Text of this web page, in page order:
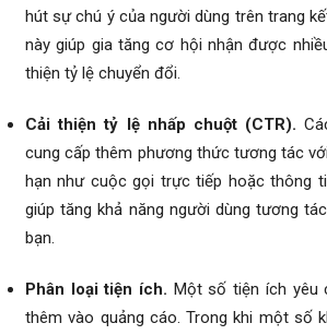
hút sự chú ý của người dùng trên trang
này giúp gia tăng cơ hội nhận được
thiện tỷ lệ chuyển đổi.
Cải thiện tỷ lệ nhấp chuột (CTR).
cung cấp thêm phương thức tương tác
hạn như cuộc gọi trực tiếp hoặc thông
giúp tăng khả năng người dùng tương
bạn.
Phân loại tiện ích. Một số tiện ích yêu
thêm vào quảng cáo. Trong khi một số